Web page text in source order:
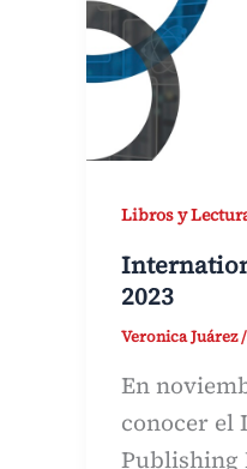
Libros y
2023
Veronica Juárez/
En
conocer el
Publishing